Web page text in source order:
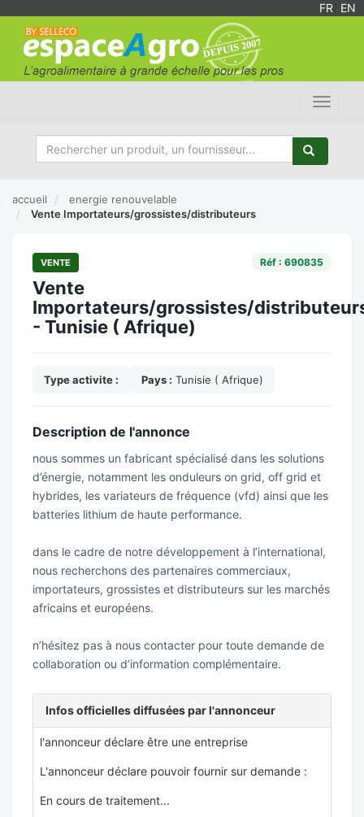
FR EN
Toggle
accueil
energie renouvelable
Vente Importateurs/grossistes/distributeurs
VENTE Réf : 690835
Vente
Importateurs/grossistes/
- Tunisie ( Afrique)
Type activite : Pays : Tunisie ( Afrique)
Description de l'annonce
nous sommes un fabricant spécialisé dans les solutions
d’énergie, notamment les onduleurs on grid, off grid et
hybrides, les variateurs de fréquence (vfd) ainsi que les
batteries lithium de haute performance.
dans le cadre de notre développement à l’international,
nous recherchons des partenaires commerciaux,
importateurs, grossistes et distributeurs sur les marchés
africains et européens.
n’hésitez pas à nous contacter pour toute demande de
collaboration ou d’information complémentaire.
Infos officielles diffusées par l'annonceur
l'annonceur déclare être une entreprise
L'annonceur déclare pouvoir fournir sur demande :
En cours de traitement...